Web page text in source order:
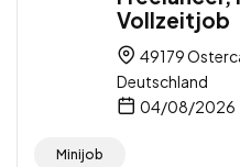
Vollzeitjob
49179
Deutschland
04/08/2026
Minijob